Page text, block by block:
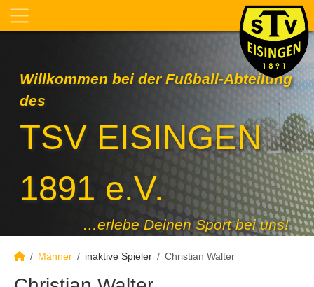
Willkommen bei der Fußball-Abteilung
des
TSV EISINGEN
1891 e.V.
…erlebe Deinen Sport bei uns!
Männer inaktive Spieler Christian Walter